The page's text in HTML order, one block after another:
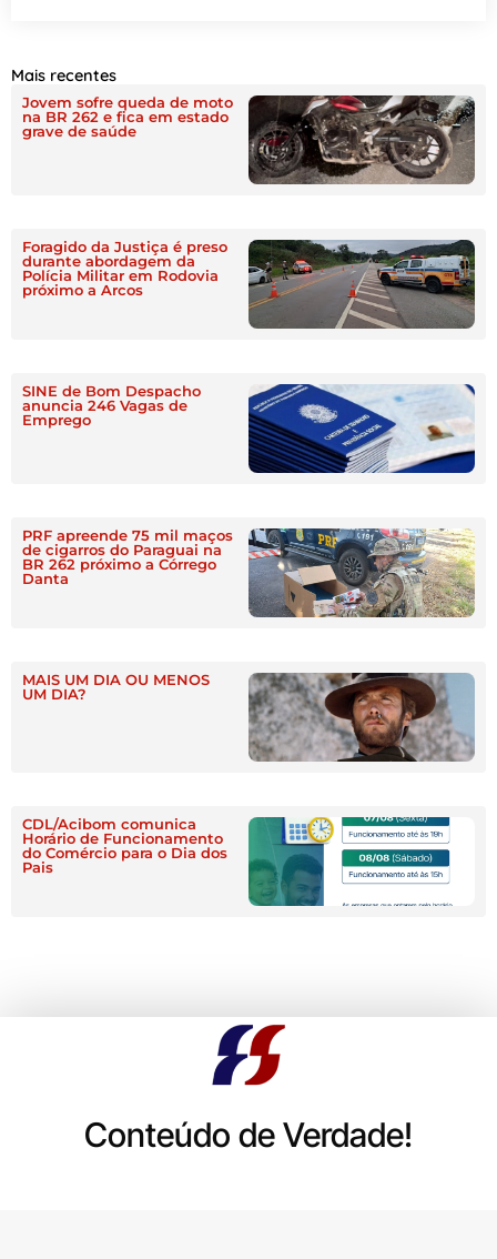
Mais recentes
Jovem sofre queda de moto
na BR 262 e fica em estado
grave de saúde
Foragido da Justiça é preso
durante abordagem da
Polícia Militar em Rodovia
próximo a Arcos
SINE de Bom Despacho
anuncia 246 Vagas de
Emprego
PRF apreende 75 mil maços
de cigarros do Paraguai na
BR 262 próximo a Córrego
Danta
MAIS UM DIA OU MENOS
UM DIA?
CDL/Acibom comunica
Horário de Funcionamento
do Comércio para o Dia dos
Pais
Conteúdo de Verdade!